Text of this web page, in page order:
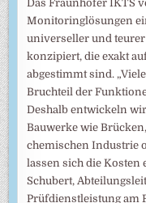
Das Fraunhofer IKTS
Monitoringlösungen
universeller und
konzipiert, die exakt
abgestimmt sind.
Bruchteil der
Deshalb entwickeln
Bauwerke wie
chemischen Industrie
lassen sich die Kosten
Schubert,
Prüfdienstleistung am